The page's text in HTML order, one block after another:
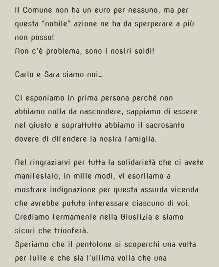
Il Comune non ha un euro per nessuno, ma per
questa “nobile” azione ne ha da sperperare a più
non posso!
Non c’è problema, sono i nostri soldi!
Carlo e Sara siamo noi…
Ci esponiamo in prima persona perché non
abbiamo nulla da nascondere, sappiamo di essere
nel giusto e soprattutto abbiamo il sacrosanto
dovere di difendere la nostra famiglia.
Nel ringraziarvi per tutta la solidarietà che ci avete
manifestato, in mille modi, vi esortiamo a
mostrare indignazione per questa assurda vicenda
che avrebbe potuto interessare ciascuno di voi.
Crediamo fermamente nella Giustizia e siamo
sicuri che trionferà.
Speriamo che il pentolone si scoperchi una volta
per tutte e che sia l’ultima volta che una